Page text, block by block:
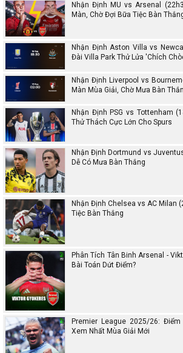
Nhận Định MU vs Arsenal
Màn, Chờ Đợi Bữa Tiệc Bàn
Nhận Định Aston Villa vs
Đài Villa Park Thử Lửa 'Chích
Nhận Định Liverpool vs
Màn Mùa Giải, Chờ Mưa Bàn
Nhận Định PSG vs Tottenham
Thử Thách Cực Lớn Cho Spurs
Nhận Định Dortmund vs
Dễ Có Mưa Bàn Thắng
Nhận Định Chelsea vs AC Milan
Tiệc Bàn Thắng
Phân Tích Tân Binh Arsenal -
Bài Toán Dứt Điểm?
Premier League 2025/26:
Xem Nhất Mùa Giải Mới